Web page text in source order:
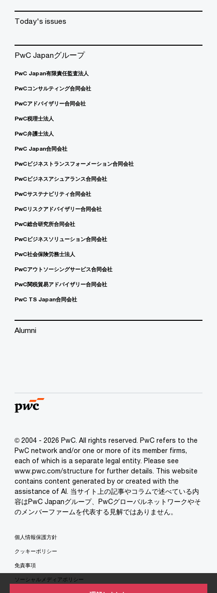
Today's issues
PwC Japanグループ
PwC Japan有限責任監査法人
PwCコンサルティング合同会社
PwCアドバイザリー合同会社
PwC税理士法人
PwC弁護士法人
PwC Japan合同会社
PwCビジネストランスフォーメーション合同会社
PwCビジネスアシュアランス合同会社
PwCサステナビリティ合同会社
PwCリスクアドバイザリー合同会社
PwC総合研究所合同会社
PwCビジネスソリューション合同会社
PwC社会保険労務士法人
PwCアウトソーシングサービス合同会社
PwC関税貿易アドバイザリー合同会社
PwC TS Japan合同会社
Alumni
© 2004 - 2026 PwC. All rights reserved. PwC refers to the
PwC network and/or one or more of its member firms,
each of which is a separate legal entity. Please see
www.pwc.com/structure for further details. This website
contains content generated by or created with the
assistance of AI. 当サイト上の記事やコラムで述べている内
容はPwC Japanグループ、PwCグローバルネットワークやそ
のメンバーファームを代表する見解ではありません。
個人情報保護方針
クッキーポリシー
免責事項
ソーシャルメディアポリシー